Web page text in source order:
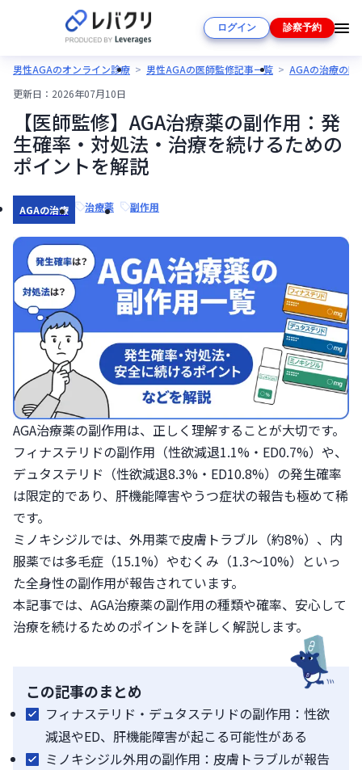
ログイン 診察予約
男性AGAのオンライン診療 男性AGAの医師監修記事一覧
AGAの治療の医
更新日： 2026年07月10日
【医師監修】AGA治療薬の副作用：発
生確率・対処法・治療を続けるための
ポイントを解説
AGAの治療 治療薬 副作用
AGA治療薬の副作用は、正しく理解することが大切です。
フィナステリドの副作用（性欲減退1.1%・ED0.7%）や、
デュタステリド（性欲減退8.3%・ED10.8%）の発生確率
は限定的であり、肝機能障害やうつ症状の報告も極めて稀
です。
ミノキシジルでは、外用薬で皮膚トラブル（約8%）、内
服薬では多毛症（15.1%）やむくみ（1.3〜10%）といっ
た全身性の副作用が報告されています。
本記事では、AGA治療薬の副作用の種類や確率、安心して
治療を続けるためのポイントを詳しく解説します。
この記事のまとめ
フィナステリド・デュタステリドの副作用：性欲
減退やED、肝機能障害が起こる可能性がある
ミノキシジル外用の副作用：皮膚トラブルが報告